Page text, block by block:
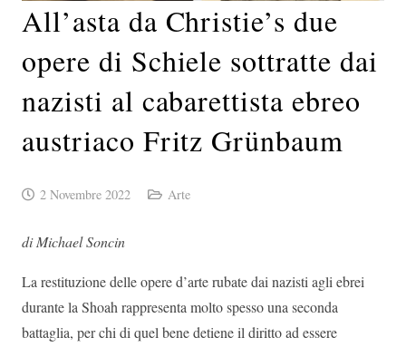
All’asta da Christie’s due
opere di Schiele sottratte dai
nazisti al cabarettista ebreo
austriaco Fritz Grünbaum
2 Novembre 2022 Arte
di Michael Soncin
La restituzione delle opere d’arte rubate dai nazisti agli ebrei
durante la Shoah rappresenta molto spesso una seconda
battaglia, per chi di quel bene detiene il diritto ad essere